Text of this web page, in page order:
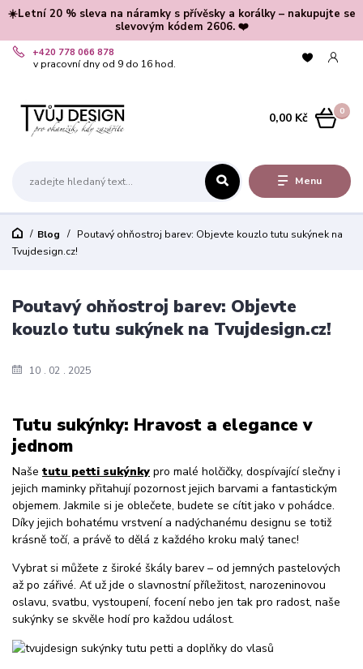
☀️Letní 20 % sleva na náramky s přívěsky a korálky – nakupujte se
slevovým kódem 2606. ❤️
Menu
+420 778 066 878
v pracovní dny od 9 do 16 hod.
0
0,00 Kč
Blog
Poutavý ohňostroj barev: Objevte kouzlo tutu sukýnek na
Tvujdesign.cz!
10 02 2025
Poutavý ohňostroj barev: Objevte
kouzlo tutu sukýnek na Tvujdesign.cz!
Tutu sukýnky: Hravost a elegance v
jednom
Naše tutu petti sukýnky pro malé holčičky, dospívající slečny i
jejich maminky přitahují pozornost jejich barvami a fantastickým
objemem. Jakmile si je oblečete, budete se cítit jako v pohádce.
Díky jejich bohatému vrstvení a nadýchanému designu se totiž
krásně točí, a právě to dělá z každého kroku malý tanec!
Vybrat si můžete z široké škály barev – od jemných pastelových
až po zářivé. Ať už jde o slavnostní příležitost, narozeninovou
oslavu, svatbu, vystoupení, focení nebo jen tak pro radost, naše
sukýnky se skvěle hodí pro každou událost.